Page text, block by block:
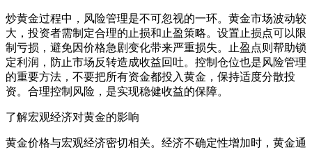
炒黄金过程中，风险管理是不可忽视的一环。黄金市场波动较
大，投资者需制定合理的止损和止盈策略。设置止损点可以限
制亏损，避免因价格急剧变化带来严重损失。止盈点则帮助锁
定利润，防止市场反转造成收益回吐。控制仓位也是风险管理
的重要方法，不要把所有资金都投入黄金，保持适度分散投
资。合理控制风险，是实现稳健收益的保障。
了解宏观经济对黄金的影响
黄金价格与宏观经济密切相关。经济不确定性增加时，黄金通